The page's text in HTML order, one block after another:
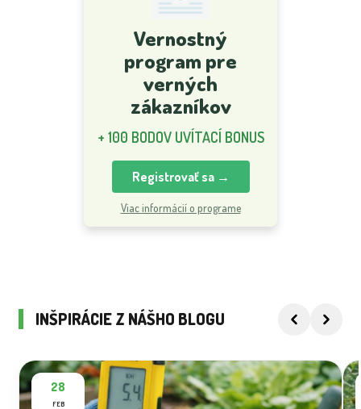
Vernostný
program pre
verných
zákazníkov
+ 100 BODOV UVÍTACÍ BONUS
Registrovať sa →
Viac informácií o programe
INŠPIRÁCIE Z NÁŠHO BLOGU
28
FEB